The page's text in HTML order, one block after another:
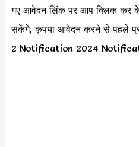
गए आवेदन लिंक पर आप क्लिक कर
सकेंगे, कृपया आवेदन करने से पहले
2 Notification 2024